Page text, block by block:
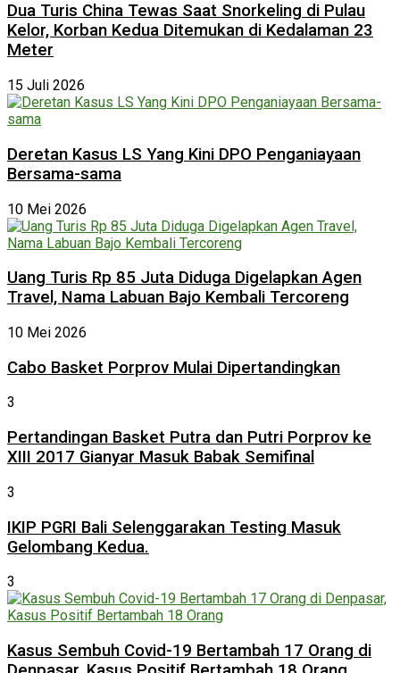
Dua Turis China Tewas Saat Snorkeling di Pulau
Kelor, Korban Kedua Ditemukan di Kedalaman 23
Meter
15 Juli 2026
Deretan Kasus LS Yang Kini DPO Penganiayaan
Bersama-sama
10 Mei 2026
Uang Turis Rp 85 Juta Diduga Digelapkan Agen
Travel, Nama Labuan Bajo Kembali Tercoreng
10 Mei 2026
Cabo Basket Porprov Mulai Dipertandingkan
3
Pertandingan Basket Putra dan Putri Porprov ke
XIII 2017 Gianyar Masuk Babak Semifinal
3
IKIP PGRI Bali Selenggarakan Testing Masuk
Gelombang Kedua.
3
Kasus Sembuh Covid-19 Bertambah 17 Orang di